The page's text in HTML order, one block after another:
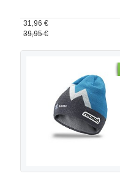
31,96 €
39,95 €